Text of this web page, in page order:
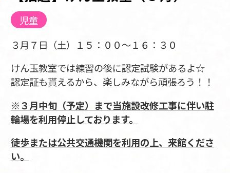
児童
３月７日（土）１５：００～１６：３０
けん玉教室では練習の後に認定試験があるよ☆
認定証も貰えるから、楽しみながら頑張ろう！！
※３月中旬（予定）まで当施設改修工事に伴い駐
輪場を利用停止しております。
徒歩または公共交通機関を利用の上、来館くださ
い。